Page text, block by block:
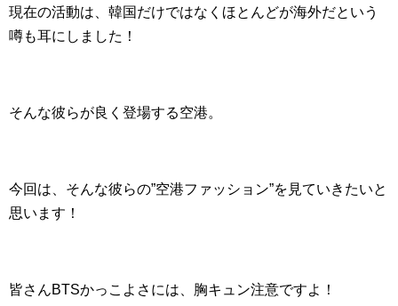
現在の活動は、韓国だけではなくほとんどが海外だという
噂も耳にしました！
そんな彼らが良く登場する空港。
今回は、そんな彼らの”空港ファッション”を見ていきたいと
思います！
皆さんBTSかっこよさには、胸キュン注意ですよ！